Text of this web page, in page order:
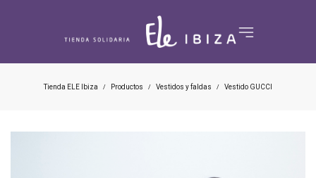
Tienda ELE Ibiza / Productos / Vestidos y faldas / Vestido GUCCI